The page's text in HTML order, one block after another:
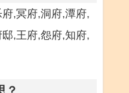
,冥府,洞府,潭府,
,王府,怨府,知府,